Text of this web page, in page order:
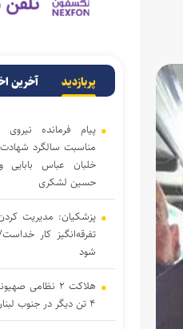
پربازدید آخرین
پیام فرمانده
مناسبت سالگرد
خلبان عباس
حسین لشکری
پزشکیان: مدیریت
تفرقه‌انگیز کار
شود
هلاکت ۲
۴ تن دیگر در جنوب لبنان